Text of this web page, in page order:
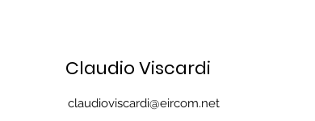
Claudio Viscardi
claudioviscardi@eircom.net